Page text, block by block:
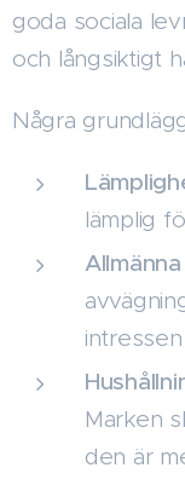
goda sociala
och långsiktigt
Några
lämplig
intressen
Marken
den är